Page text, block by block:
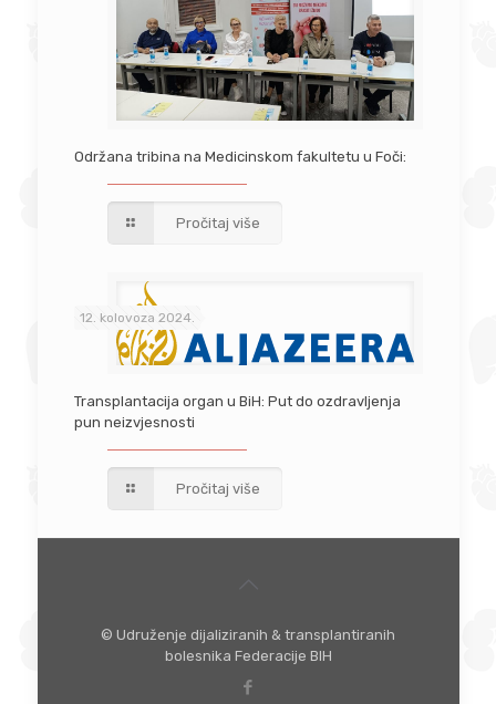
Održana tribina na Medicinskom fakultetu u Foči:
Pročitaj više
12. kolovoza 2024.
Transplantacija organ u BiH: Put do ozdravljenja
pun neizvjesnosti
Pročitaj više
© Udruženje dijaliziranih & transplantiranih
bolesnika Federacije BIH